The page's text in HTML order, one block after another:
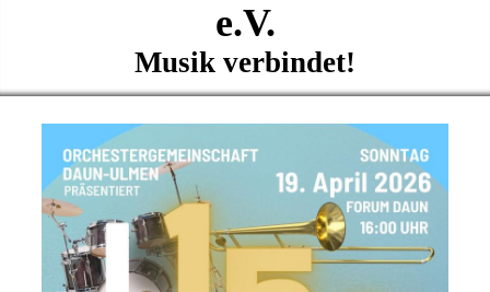
e.V.
Musik verbindet!